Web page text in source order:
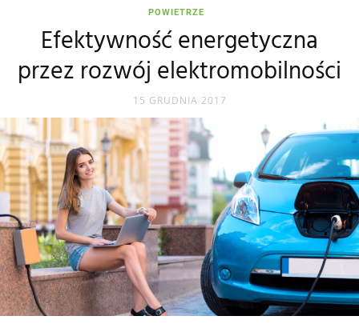
POWIETRZE
Efektywność energetyczna
przez rozwój elektromobilności
15 GRUDNIA 2017